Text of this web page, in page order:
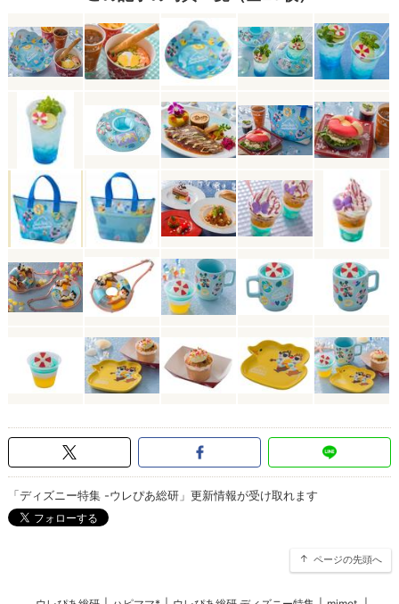
「ディズニー特集 -ウレぴあ総研」更新情報が受け取れます
ページの先頭へ